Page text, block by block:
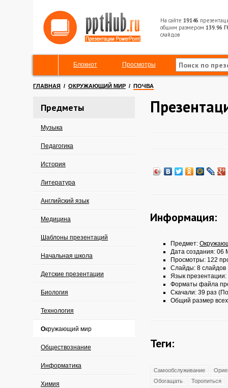
На сайте 19146
общим размером 139.96
слайдов
Блокнот Просмотры
ГЛАВНАЯ / ОКРУЖАЮЩИЙ МИР / ПОЧВА
Предметы
Музыка
Педагогика
История
Литература
Английский язык
Медицина
Шаблоны презентаций
Начальная школа
Детские презентации
Биология
Технология
Окружающий мир
Обществознание
Информатика
Химия
Информация:
Предмет:
Дата создания: 06
Просмотры: 122
Слайды: 8 слайдов
Язык презентации:
Форматы файла
Скачали: 39 раз
Общий размер
Теги:
Самообслуживание
Обогащать
Торопиться